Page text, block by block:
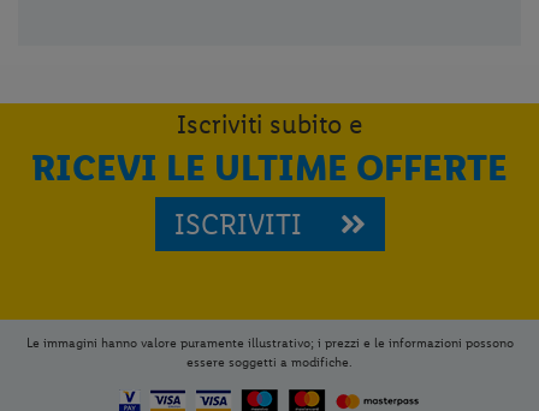
Iscriviti subito e
RICEVI LE ULTIME OFFERTE
ISCRIVITI
Le immagini hanno valore puramente illustrativo; i prezzi e le informazioni possono
essere soggetti a modifiche.